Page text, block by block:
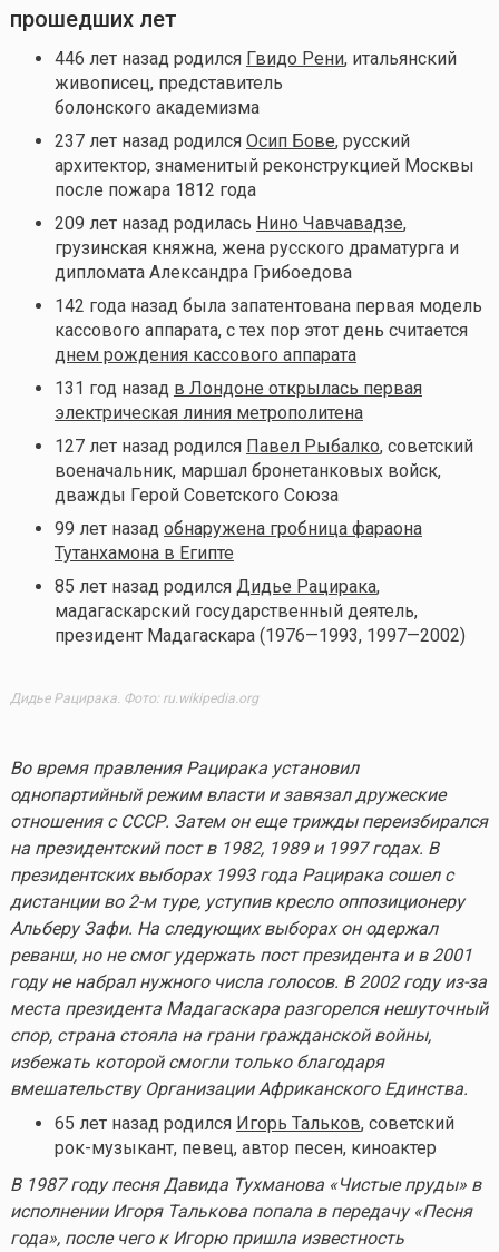
прошедших лет
446 лет назад родился Гвидо Рени, итальянский
живописец, представитель
болонского академизма
237 лет назад родился Осип Бове, русский
архитектор, знаменитый реконструкцией Москвы
после пожара 1812 года
209 лет назад родилась Нино Чавчавадзе,
грузинская княжна, жена русского драматурга и
дипломата Александра Грибоедова
142 года назад была запатентована первая модель
кассового аппарата, с тех пор этот день считается
днем рождения кассового аппарата
131 год назад в Лондоне открылась первая
электрическая линия метрополитена
127 лет назад родился Павел Рыбалко, советский
военачальник, маршал бронетанковых войск,
дважды Герой Советского Союза
99 лет назад обнаружена гробница фараона
Тутанхамона в Египте
85 лет назад родился Дидье Рацирака,
мадагаскарский государственный деятель,
президент Мадагаскара (1976—1993, 1997—2002)
Дидье Рацирака. Фото: ru.wikipedia.org
Во время правления Рацирака установил
однопартийный режим власти и завязал дружеские
отношения с СССР. Затем он еще трижды переизбирался
на президентский пост в 1982, 1989 и 1997 годах. В
президентских выборах 1993 года Рацирака сошел с
дистанции во 2-м туре, уступив кресло оппозиционеру
Альберу Зафи. На следующих выборах он одержал
реванш, но не смог удержать пост президента и в 2001
году не набрал нужного числа голосов. В 2002 году из-за
места президента Мадагаскара разгорелся нешуточный
спор, страна стояла на грани гражданской войны,
избежать которой смогли только благодаря
вмешательству Организации Африканского Единства.
65 лет назад родился Игорь Тальков, советский
рок-музыкант, певец, автор песен, киноактер
В 1987 году песня Давида Тухманова «Чистые пруды» в
исполнении Игоря Талькова попала в передачу «Песня
года», после чего к Игорю пришла известность